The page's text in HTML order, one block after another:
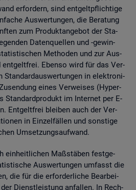
er­for­dern, sind ent­gelt­pflich­ti­ge
Aus­wer­tun­gen, die Be­ra­tung
zum Pro­dukt­an­ge­bot der Sta­
Da­ten­quel­len und -ge­win­
Me­tho­den und zur Aus­
ent­gelt­frei. Eben­so wird für das Ver­
Stan­dard­aus­wer­tun­gen in elek­tro­ni­
eines Ver­wei­ses (Hy­per­
im In­ter­net per E-
Ent­gelt­frei blei­ben auch der Ver­
in Ein­zel­fäl­len und sons­ti­ge
Um­set­zungs­auf­wand.
ein­heit­li­chen Maß­stä­ben fest­ge­
Aus­wer­tun­gen um­fasst die
die für die er­for­der­li­che Be­ar­bei­
Dienst­leis­tung an­fal­len. In Rech­